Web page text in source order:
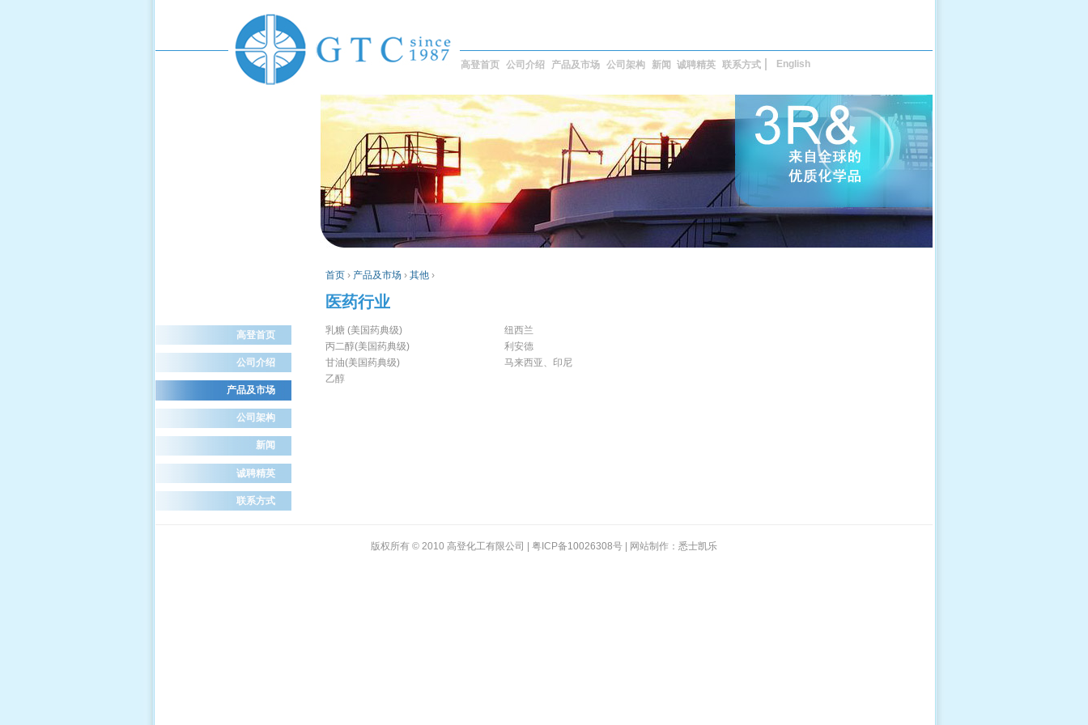
高登首页 公司介绍 产品及市场 公司架构 新闻 诚聘精英 联系方式 English
首页 › 产品及市场 › 其他 ›
医药行业
乳糖 (美国药典级)
纽西兰
丙二醇(美国药典级)
利安德
甘油(美国药典级)
马来西亚、印尼
乙醇
高登首页
公司介绍
产品及市场
公司架构
新闻
诚聘精英
联系方式
版权所有 © 2010 高登化工有限公司 | 粤ICP备10026308号 | 网站制作： 悉士凯乐